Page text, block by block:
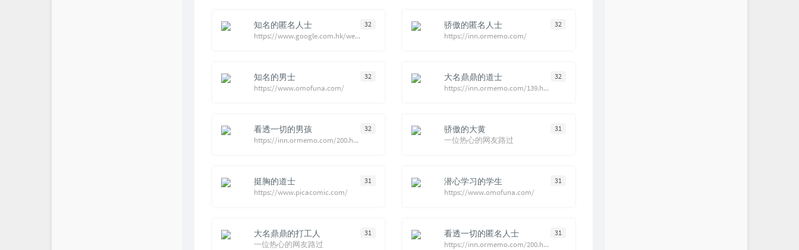
32
知名的匿名人士
https://www.google.com.hk/webhp?hl=zh-CN&sourceid=cnhp
32
骄傲的匿名人士
https://inn.ormemo.com/
32
知名的男士
https://www.omofuna.com/
32
大名鼎鼎的道士
https://inn.ormemo.com/139.html
32
看透一切的男孩
https://inn.ormemo.com/200.html
31
骄傲的大黄
一位热心的网友路过
31
挺胸的道士
https://www.picacomic.com/
31
潜心学习的学生
https://www.omofuna.com/
31
大名鼎鼎的打工人
一位热心的网友路过
31
看透一切的匿名人士
https://inn.ormemo.com/200.html